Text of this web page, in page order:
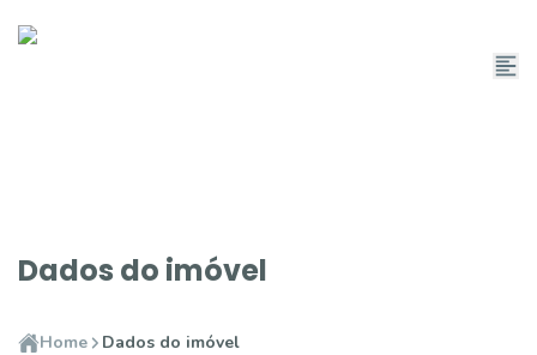
Dados do imóvel
Home Dados do imóvel